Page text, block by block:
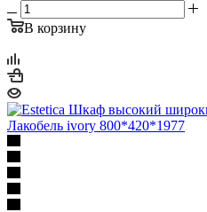
В корзину